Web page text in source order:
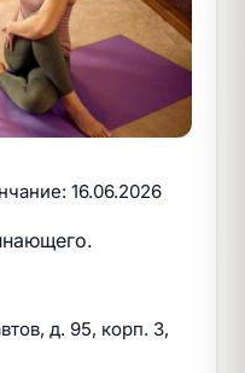
16.06.2026
д. 95, корп. 3,